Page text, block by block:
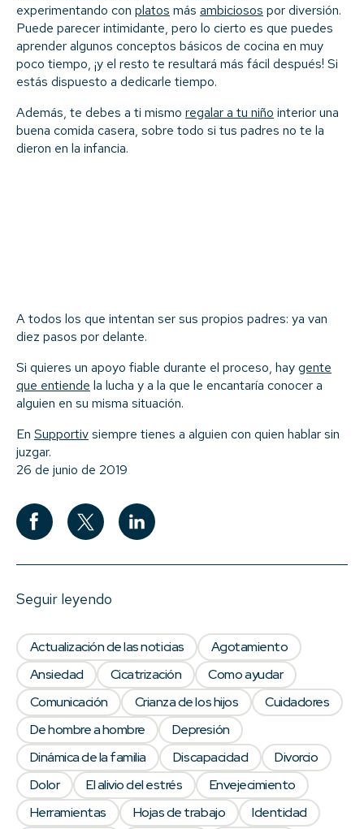
experimentando con platos más ambiciosos por diversión.
Puede parecer intimidante, pero lo cierto es que puedes
aprender algunos conceptos básicos de cocina en muy
poco tiempo, ¡y el resto te resultará más fácil después! Si
estás dispuesto a dedicarle tiempo.
Además, te debes a ti mismo regalar a tu niño interior una
buena comida casera, sobre todo si tus padres no te la
dieron en la infancia.
A todos los que intentan ser sus propios padres: ya van
diez pasos por delante.
Si quieres un apoyo fiable durante el proceso, haygente
que entiende la lucha y a la que le encantaría conocer a
alguien en su misma situación.
En Supportivsiempre tienes a alguien con quien hablar sin
juzgar.
26 de junio de 2019
Seguir leyendo
Actualización de las noticias
Agotamiento
Ansiedad
Cicatrización
Como ayudar
Comunicación
Crianza de los hijos
Cuidadores
De hombre a hombre
Depresión
Dinámica de la familia
Discapacidad
Divorcio
Dolor
El alivio del estrés
Envejecimiento
Herramientas
Hojas de trabajo
Identidad